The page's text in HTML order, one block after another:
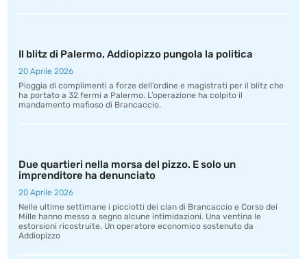
Il blitz di Palermo, Addiopizzo pungola la politica
20 Aprile 2026
Pioggia di complimenti a forze dell’ordine e magistrati per il blitz che
ha portato a 32 fermi a Palermo. L’operazione ha colpito il
mandamento mafioso di Brancaccio.
Due quartieri nella morsa del pizzo. E solo un
imprenditore ha denunciato
20 Aprile 2026
Nelle ultime settimane i picciotti dei clan di Brancaccio e Corso dei
Mille hanno messo a segno alcune intimidazioni. Una ventina le
estorsioni ricostruite. Un operatore economico sostenuto da
Addiopizzo